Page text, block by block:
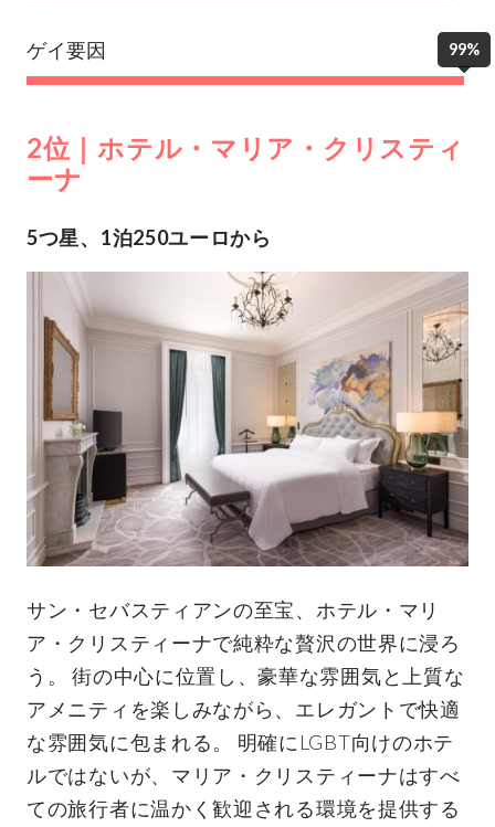
ゲイ要因 99%
2位｜ホテル・マリア・クリスティ
ーナ
5つ星、1泊250ユーロから
サン・セバスティアンの至宝、ホテル・マリ
ア・クリスティーナで純粋な贅沢の世界に浸ろ
う。 街の中心に位置し、豪華な雰囲気と上質な
アメニティを楽しみながら、エレガントで快適
な雰囲気に包まれる。 明確にLGBT向けのホテ
ルではないが、マリア・クリスティーナはすべ
ての旅行者に温かく歓迎される環境を提供する